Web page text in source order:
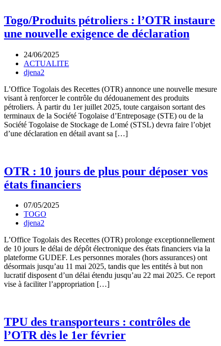
Togo/Produits pétroliers : l’OTR instaure
une nouvelle exigence de déclaration
24/06/2025
ACTUALITE
djena2
L’Office Togolais des Recettes (OTR) annonce une nouvelle mesure
visant à renforcer le contrôle du dédouanement des produits
pétroliers. À partir du 1er juillet 2025, toute cargaison sortant des
terminaux de la Société Togolaise d’Entreposage (STE) ou de la
Société Togolaise de Stockage de Lomé (STSL) devra faire l’objet
d’une déclaration en détail avant sa […]
OTR : 10 jours de plus pour déposer vos
états financiers
07/05/2025
TOGO
djena2
L’Office Togolais des Recettes (OTR) prolonge exceptionnellement
de 10 jours le délai de dépôt électronique des états financiers via la
plateforme GUDEF. Les personnes morales (hors assurances) ont
désormais jusqu’au 11 mai 2025, tandis que les entités à but non
lucratif disposent d’un délai étendu jusqu’au 22 mai 2025. Ce report
vise à faciliter l’appropriation […]
TPU des transporteurs : contrôles de
l’OTR dès le 1er février